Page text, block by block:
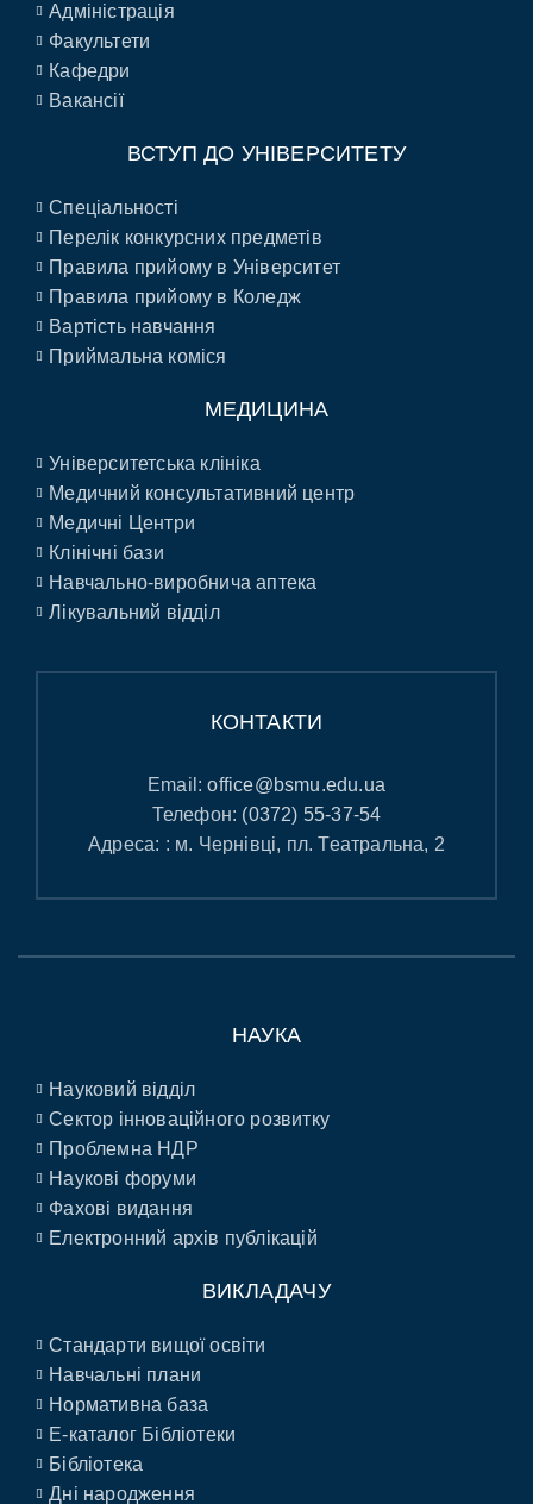
Адміністрація
Факультети
Кафедри
Вакансії
ВСТУП ДО УНІВЕРСИТЕТУ
Спеціальності
Перелік конкурсних предметів
Правила прийому в Університет
Правила прийому в Коледж
Вартість навчання
Приймальна коміся
МЕДИЦИНА
Університетська клініка
Медичний консультативний центр
Медичні Центри
Клінічні бази
Навчально-виробнича аптека
Лікувальний відділ
КОНТАКТИ
Email:office@bsmu.edu.ua
Телефон: (0372) 55-37-54
Адреса: : м. Чернівці, пл. Театральна, 2
НАУКА
Науковий відділ
Сектор інноваційного розвитку
Проблемна НДР
Наукові форуми
Фахові видання
Електронний архів публікацій
ВИКЛАДАЧУ
Стандарти вищої освіти
Навчальні плани
Нормативна база
E-каталог Бібліотеки
Бібліотека
Дні народження